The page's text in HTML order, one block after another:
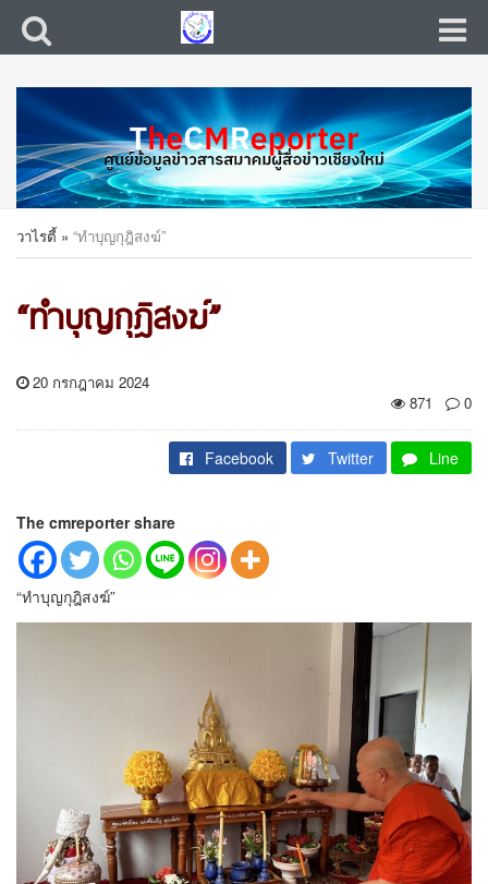
วาไรตี้ » “ทำบุญกุฎิสงฆ์”
“ทำบุญกุฎิสงฆ์”
20 กรกฎาคม 2024
871
0
Facebook Twitter Line
The cmreporter share
“ทำบุญกุฎิสงฆ์”